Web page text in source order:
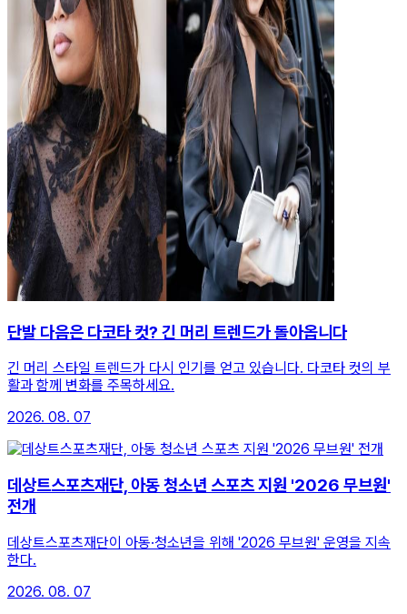
단발 다음은 다코타 컷? 긴 머리 트렌드가 돌아옵니다
긴 머리 스타일 트렌드가 다시 인기를 얻고 있습니다. 다코타 컷의 부
활과 함께 변화를 주목하세요.
2026. 08. 07
데상트스포츠재단, 아동 청소년 스포츠 지원 '2026 무브원'
전개
데상트스포츠재단이 아동·청소년을 위해 '2026 무브원' 운영을 지속
한다.
2026. 08. 07